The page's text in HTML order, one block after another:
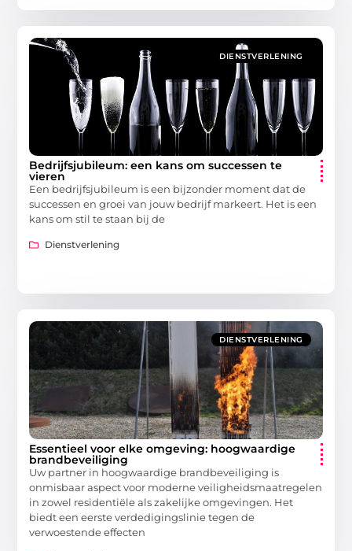
DIENSTVERLENING
Bedrijfsjubileum: een kans om successen te
vieren
Een bedrijfsjubileum is een bijzonder moment dat de
successen en groei van jouw bedrijf markeert. Het is een
kans om stil te staan bij de
Dienstverlening
DIENSTVERLENING
Essentieel voor elke omgeving: hoogwaardige
brandbeveiliging
Uw partner in hoogwaardige brandbeveiliging is
onmisbaar aspect voor moderne veiligheidsmaatregelen
in zowel residentiële als zakelijke omgevingen. Het
biedt een eerste verdedigingslinie tegen de
verwoestende effecten